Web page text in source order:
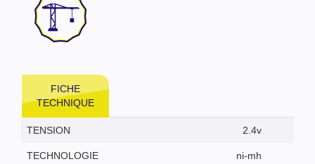
FICHE
TECHNIQUE
TENSION 2.4v
TECHNOLOGIE ni-mh